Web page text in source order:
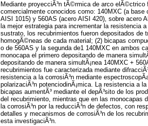
Mediante proyecciÃ³n tÃ©rmica de arco elÃ©ctrico
comercialmente conocidos como: 140MXC (a base
AISI 1015) y 560AS (acero AISI 420), sobre acero
la mejor estrategia para incrementar la resistencia
sustrato, los recubrimientos fueron depositados de
homogÃ©neas de cada material; (2) bicapas
o de 560AS y la segunda de1 140MXC en ambos
monocapa el primero depositando de manera
depositando de manera simultÃ¡nea 140MXC +
recubrimientos fue caracterizada mediante
resistencia a la corrosiÃ³n mediante
polarizaciÃ³n potenciodinÃ¡mica. La resistencia a
bicapas aumentÃ³ mediante el depÃ³sito de los
del recubrimiento, mientras que en las monocapas
la corrosiÃ³n por la reducciÃ³n de defectos, con
detalles y mecanismos de corrosiÃ³n de los
esta investigaciÃ³n.